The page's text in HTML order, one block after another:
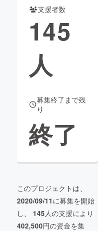
支援者数
145
人
募集終了まで残
り
終了
このプロジェクトは、
2020/09/11に募集を開始
し、 145人の支援により
402,500円の資金を集